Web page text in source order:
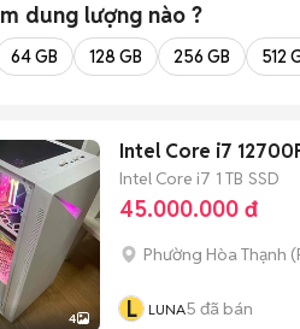
dung lượng nào ?
64 GB 128 GB 256 GB 512
4
Intel Core i7
Intel Core i7 1 TB SSD
45.000.000 đ
Phường Hòa Thạnh (
L LUNA5 đã bán